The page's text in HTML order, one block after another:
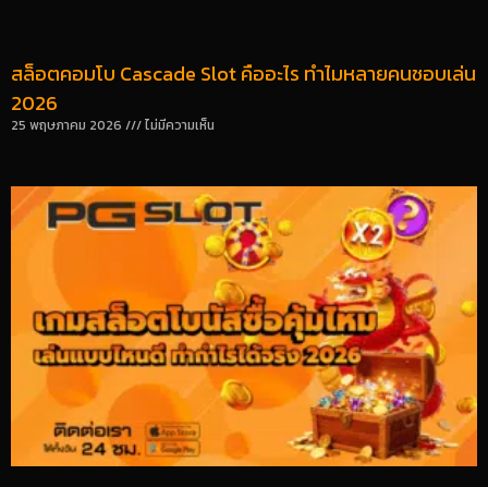
สล็อตคอมโบ Cascade Slot คืออะไร ทำไมหลายคนชอบเล่น
2026
25 พฤษภาคม 2026 ไม่มีความเห็น